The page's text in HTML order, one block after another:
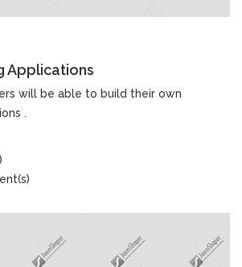
Applications
will be able to build their own
.